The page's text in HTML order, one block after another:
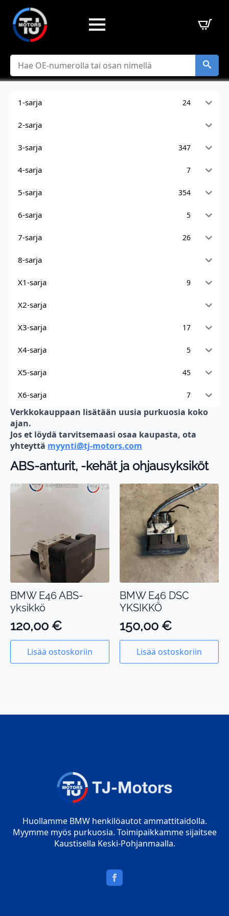
Hae
1-sarja 24
2-sarja
3-sarja 347
4-sarja 7
5-sarja 354
6-sarja 5
7-sarja 26
8-sarja
X1-sarja 9
X2-sarja
X3-sarja 17
X4-sarja 5
X5-sarja 45
X6-sarja 7
Verkkokauppaan lisätään uusia purkuosia koko
ajan.
Jos et löydä tarvitsemaasi osaa kaupasta, ota
yhteyttä myynti@tj-motors.com
ABS-anturit, -kehät ja ohjausyksiköt
BMW E46 ABS-
yksikkö
120,00 €
Lisää ostoskoriin
BMW E46 DSC
YKSIKKÖ
150,00 €
Lisää ostoskoriin
Huollamme BMW henkilöautot ammattitaidolla.
Myymme myös purkuosia. Toimipaikkamme sijaitsee
Kaustisella Keski-Pohjanmaalla.